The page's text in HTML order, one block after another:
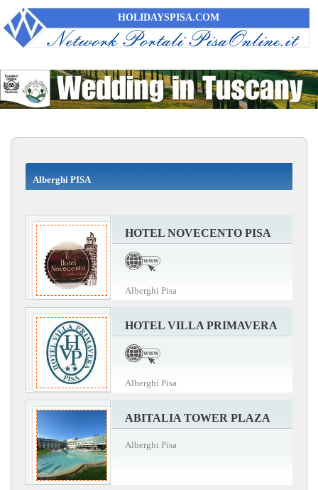
HOLIDAYSPISA.COM
Alberghi PISA
HOTEL NOVECENTO PISA
Alberghi Pisa
HOTEL VILLA PRIMAVERA
Alberghi Pisa
ABITALIA TOWER PLAZA
Alberghi Pisa